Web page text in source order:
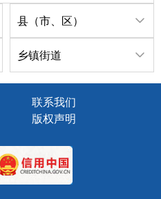
县（市、区）
乡镇街道
联系我们
版权声明